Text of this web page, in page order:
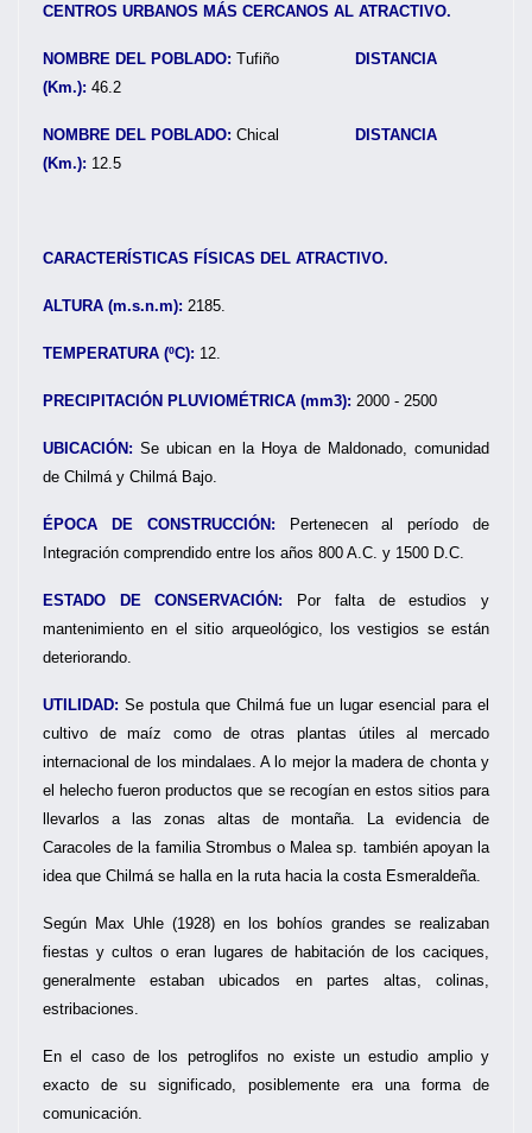
CENTROS URBANOS MÁS CERCANOS AL ATRACTIVO.
NOMBRE DEL POBLADO: Tufiño DISTANCIA
(Km.): 46.2
NOMBRE DEL POBLADO: Chical
DISTANCIA
(Km.): 12.5
CARACTERÍSTICAS FÍSICAS DEL ATRACTIVO.
ALTURA (m.s.n.m): 2185.
TEMPERATURA (ºC): 12.
PRECIPITACIÓN PLUVIOMÉTRICA (mm3): 2000 - 2500
UBICACIÓN: Se ubican en la Hoya de Maldonado, comunidad
de Chilmá y Chilmá Bajo.
ÉPOCA DE CONSTRUCCIÓN: Pertenecen al período de
Integración comprendido entre los años 800 A.C. y 1500 D.C.
ESTADO DE CONSERVACIÓN: Por falta de estudios y
mantenimiento en el sitio arqueológico, los vestigios se están
deteriorando.
UTILIDAD: Se postula que Chilmá fue un lugar esencial para el
cultivo de maíz como de otras plantas útiles al mercado
internacional de los mindalaes. A lo mejor la madera de chonta y
el helecho fueron productos que se recogían en estos sitios para
llevarlos a las zonas altas de montaña. La evidencia de
Caracoles de la familia Strombus o Malea sp. también apoyan la
idea que Chilmá se halla en la ruta hacia la costa Esmeraldeña.
Según Max Uhle (1928) en los bohíos grandes se realizaban
fiestas y cultos o eran lugares de habitación de los caciques,
generalmente estaban ubicados en partes altas, colinas,
estribaciones.
En el caso de los petroglifos no existe un estudio amplio y
exacto de su significado, posiblemente era una forma de
comunicación.